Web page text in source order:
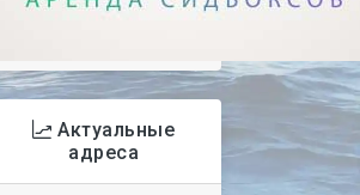
Актуальные
адреса